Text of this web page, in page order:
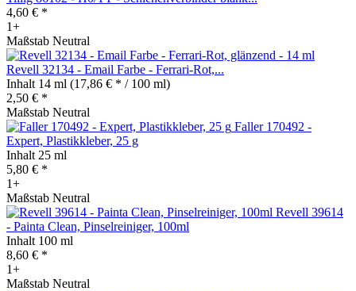
4,60 € *
1+
Maßstab Neutral
Revell 32134 - Email Farbe - Ferrari-Rot,...
Inhalt 14 ml (17,86 € * / 100 ml)
2,50 € *
Maßstab Neutral
Faller 170492 -
Expert, Plastikkleber, 25 g
Inhalt 25 ml
5,80 € *
1+
Maßstab Neutral
Revell 39614
- Painta Clean, Pinselreiniger, 100ml
Inhalt 100 ml
8,60 € *
1+
Maßstab Neutral